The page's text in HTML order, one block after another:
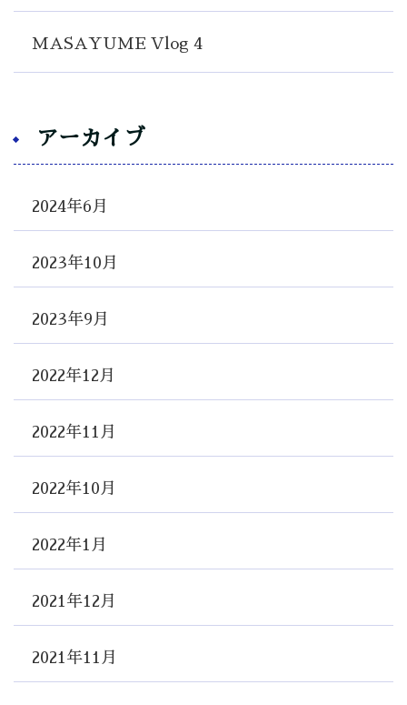
MASAYUME Vlog 4
アーカイブ
2024年6月
2023年10月
2023年9月
2022年12月
2022年11月
2022年10月
2022年1月
2021年12月
2021年11月